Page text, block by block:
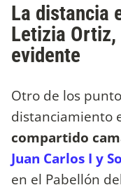
La distancia
Letizia Ortiz,
evidente
Otro de los
distanciamiento
compartido
Juan Carlos I y
en el Pabellón